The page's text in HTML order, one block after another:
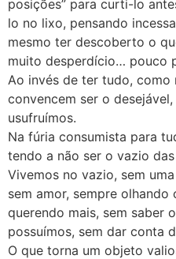
posições” para curti-lo
lo no lixo, pensando
mesmo ter descoberto o
muito desperdício… pouco
Ao invés de ter tudo, como
convencem ser o
usufruímos.
Na fúria consumista para
tendo a não ser o vazio
Vivemos no vazio, sem
sem amor, sempre olhando
querendo mais, sem saber
possuímos, sem dar conta
O que torna um objeto